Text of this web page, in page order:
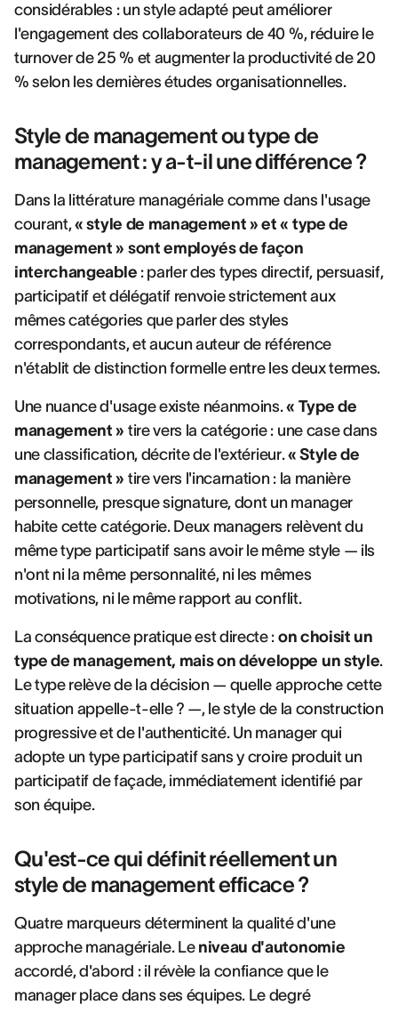
considérables : un style adapté peut améliorer
l'engagement des collaborateurs de 40 %, réduire le
turnover de 25 % et augmenter la productivité de 20
% selon les dernières études organisationnelles.
Style de management ou type de
management : y a-t-il une différence ?
Dans la littérature managériale comme dans l'usage
courant,« style de management » et « type de
management » sont employés de façon
interchangeable : parler des types directif, persuasif,
participatif et délégatif renvoie strictement aux
mêmes catégories que parler des styles
correspondants, et aucun auteur de référence
n'établit de distinction formelle entre les deux termes.
Une nuance d'usage existe néanmoins.« Type de
management » tire vers la catégorie : une case dans
une classification, décrite de l'extérieur.« Style de
management » tire vers l'incarnation : la manière
personnelle, presque signature, dont un manager
habite cette catégorie. Deux managers relèvent du
même type participatif sans avoir le même style — ils
n'ont ni la même personnalité, ni les mêmes
motivations, ni le même rapport au conflit.
La conséquence pratique est directe : on choisit un
type de management, mais on développe un style.
Le type relève de la décision — quelle approche cette
situation appelle-t-elle ? —, le style de la construction
progressive et de l'authenticité. Un manager qui
adopte un type participatif sans y croire produit un
participatif de façade, immédiatement identifié par
son équipe.
Qu'est-ce qui définit réellement un
style de management efficace ?
Quatre marqueurs déterminent la qualité d'une
approche managériale. Le niveau d'autonomie
accordé, d'abord : il révèle la confiance que le
manager place dans ses équipes. Le degré